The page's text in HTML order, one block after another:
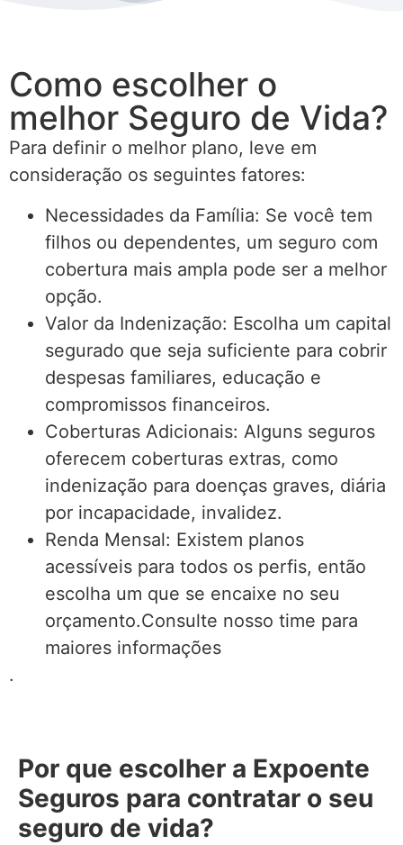
Como escolher o
melhor Seguro de Vida?
Para definir o melhor plano, leve em
consideração os seguintes fatores:
Necessidades da Família: Se você tem
filhos ou dependentes, um seguro com
cobertura mais ampla pode ser a melhor
opção.
Valor da Indenização: Escolha um capital
segurado que seja suficiente para cobrir
despesas familiares, educação e
compromissos financeiros.
Coberturas Adicionais: Alguns seguros
oferecem coberturas extras, como
indenização para doenças graves, diária
por incapacidade, invalidez.
Renda Mensal: Existem planos
acessíveis para todos os perfis, então
escolha um que se encaixe no seu
orçamento.Consulte nosso time para
maiores informações
.
Por que escolher a Expoente
Seguros para contratar o seu
seguro de vida?